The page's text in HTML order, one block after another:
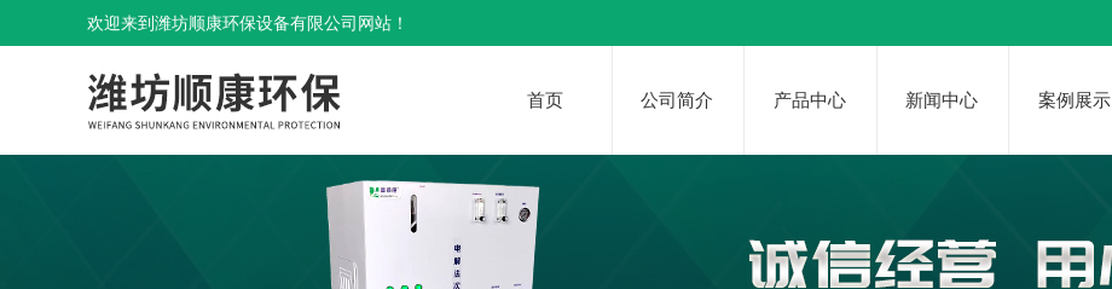
欢迎来到潍坊顺康环保设备有限公司网站！
首页 公司简介 产品中心 新闻中心 案例展示